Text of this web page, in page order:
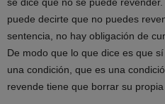
puede decirte que no puedes
sentencia, no hay obligación de
De modo que lo que dice es que
una condición, que es una
revende tiene que borrar su propia